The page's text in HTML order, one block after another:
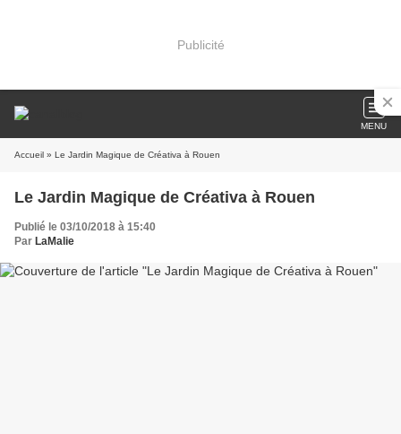
Publicité
MENU
Accueil » Le Jardin Magique de Créativa à Rouen
Le Jardin Magique de Créativa à Rouen
Publié le 03/10/2018 à 15:40
Par LaMalie